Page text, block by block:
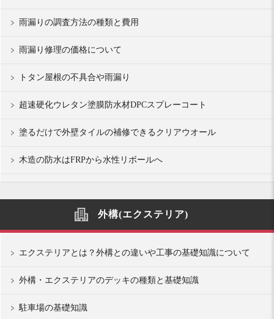
雨漏りの調査方法の種類と費用
雨漏り修理の価格について
トタン屋根の不具合や雨漏り
超速硬化ウレタン塗膜防水材DPCスプレーコート
塗るだけで外壁タイルの補修できるクリアウオール
木造の防水はFRPから水性リボールへ
外構(エクステリア)
エクステリアとは？外構との違いや工事の基礎知識について
外構・エクステリアのデッキの種類と基礎知識
駐車場の基礎知識